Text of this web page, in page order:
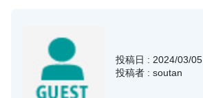
投稿日 : 2024/03/05
投稿者 : soutan